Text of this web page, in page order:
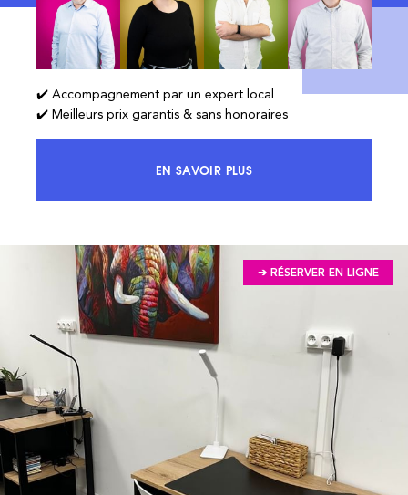
✔️ Accompagnement par un expert local
✔️ Meilleurs prix garantis & sans honoraires
EN SAVOIR PLUSACCÉDEZ À 100% DU MARCHÉ ET
➔ RÉSERVER EN LIGNE